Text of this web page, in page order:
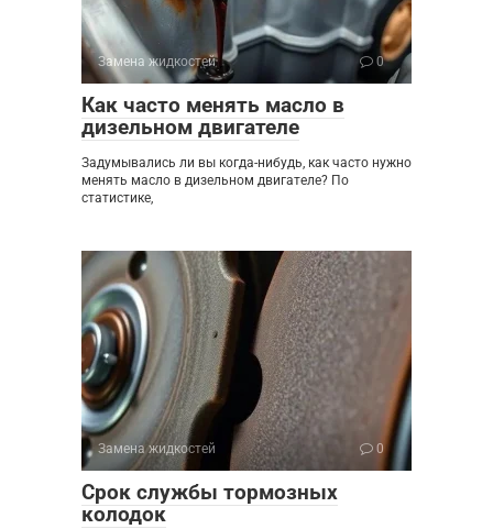
Замена жидкостей 0
Как часто менять масло в
дизельном двигателе
Задумывались ли вы когда-нибудь, как часто нужно
менять масло в дизельном двигателе? По
статистике,
Замена жидкостей 0
Срок службы тормозных
колодок